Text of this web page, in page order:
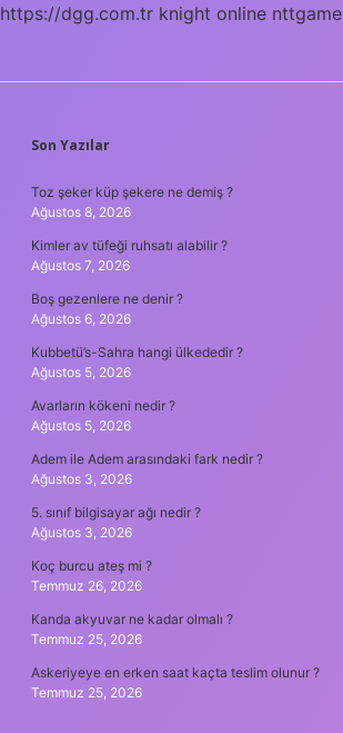
https://dgg.com.tr knight online nttgame
SIDEBAR
Son Yazılar
Toz şeker küp şekere ne demiş ?
Ağustos 8, 2026
Kimler av tüfeği ruhsatı alabilir ?
Ağustos 7, 2026
Boş gezenlere ne denir ?
Ağustos 6, 2026
Kubbetü’s-Sahra hangi ülkededir ?
Ağustos 5, 2026
Avarların kökeni nedir ?
Ağustos 5, 2026
Adem ile Adem arasındaki fark nedir ?
Ağustos 3, 2026
5. sınıf bilgisayar ağı nedir ?
Ağustos 3, 2026
Koç burcu ateş mi ?
Temmuz 26, 2026
Kanda akyuvar ne kadar olmalı ?
Temmuz 25, 2026
Askeriyeye en erken saat kaçta teslim olunur ?
Temmuz 25, 2026